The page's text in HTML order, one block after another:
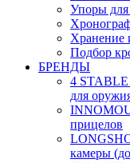
Упоры
Хранение
Подбор
БРЕНДЫ
4
для
прицелов
камеры